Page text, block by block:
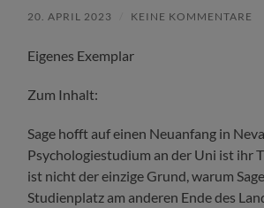
20. APRIL 2023 KEINE KOMMENTARE
Eigenes Exemplar
Zum Inhalt:
Sage hofft auf einen Neuanfang in
Psychologiestudium an der Uni ist ihr
ist nicht der einzige Grund, warum
Studienplatz am anderen Ende des